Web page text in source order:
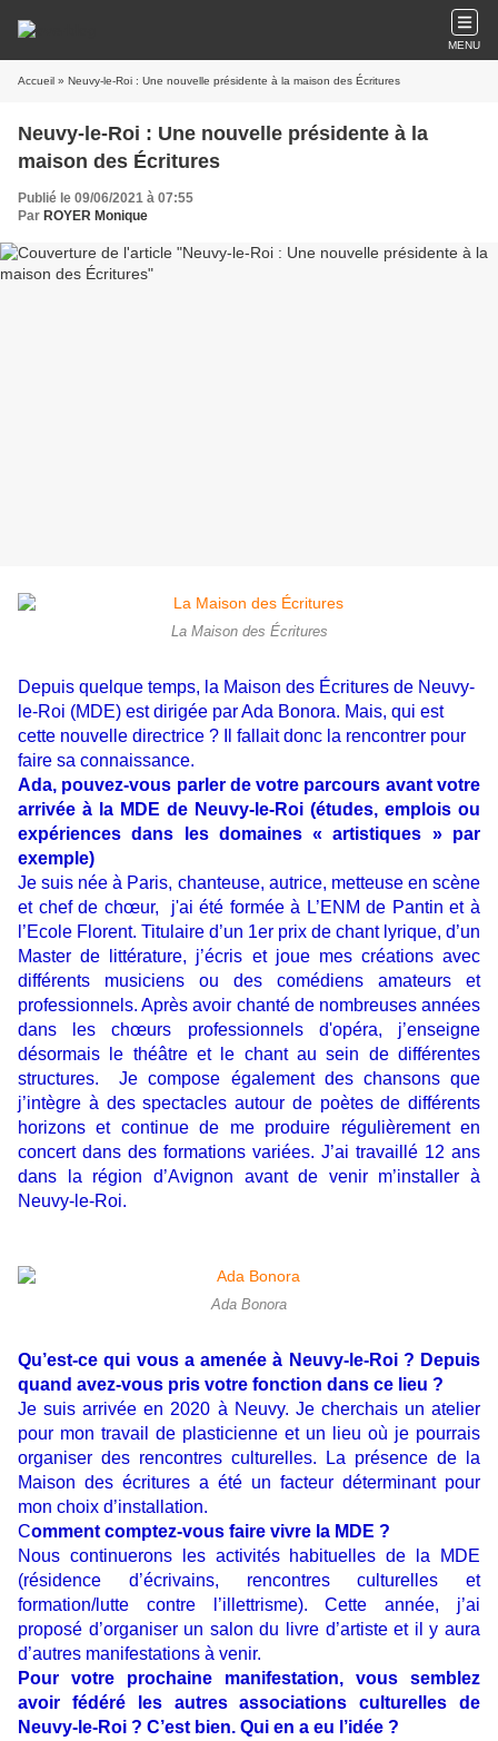
MENU
Accueil » Neuvy-le-Roi : Une nouvelle présidente à la maison des Écritures
Neuvy-le-Roi : Une nouvelle présidente à la
maison des Écritures
Publié le 09/06/2021 à 07:55
Par ROYER Monique
La Maison des Écritures
Depuis quelque temps, la Maison des Écritures de Neuvy-
le-Roi (MDE) est dirigée par Ada Bonora. Mais, qui est
cette nouvelle directrice ? Il fallait donc la rencontrer pour
faire sa connaissance.
Ada, pouvez-vous parler de votre parcours avant votre
arrivée à la MDE de Neuvy-le-Roi (études, emplois ou
expériences dans les domaines « artistiques » par
exemple)
Je suis née à Paris, chanteuse, autrice, metteuse en scène
et chef de chœur, j'ai été formée à L’ENM de Pantin et à
l’Ecole Florent. Titulaire d’un 1er prix de chant lyrique, d’un
Master de littérature, j’écris et joue mes créations avec
différents musiciens ou des comédiens amateurs et
professionnels. Après avoir chanté de nombreuses années
dans les chœurs professionnels d'opéra, j’enseigne
désormais le théâtre et le chant au sein de différentes
structures. Je compose également des chansons que
j’intègre à des spectacles autour de poètes de différents
horizons et continue de me produire régulièrement en
concert dans des formations variées. J’ai travaillé 12 ans
dans la région d’Avignon avant de venir m’installer à
Neuvy-le-Roi.
Ada Bonora
Qu’est-ce qui vous a amenée à Neuvy-le-Roi ? Depuis
quand avez-vous pris votre fonction dans ce lieu ?
Je suis arrivée en 2020 à Neuvy. Je cherchais un atelier
pour mon travail de plasticienne et un lieu où je pourrais
organiser des rencontres culturelles. La présence de la
Maison des écritures a été un facteur déterminant pour
mon choix d’installation.
Comment comptez-vous faire vivre la MDE ?
Nous continuerons les activités habituelles de la MDE
(résidence d’écrivains, rencontres culturelles et
formation/lutte contre l’illettrisme). Cette année, j’ai
proposé d’organiser un salon du livre d’artiste et il y aura
d’autres manifestations à venir.
Pour votre prochaine manifestation, vous semblez
avoir fédéré les autres associations culturelles de
Neuvy-le-Roi ? C’est bien. Qui en a eu l’idée ?